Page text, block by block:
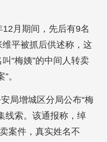
月期间，先后有9名
平被抓后供述称，这
“梅姨”的中间人转卖
。
局增城区分局公布“梅
线索。该通报称，绰
案件，真实姓名不